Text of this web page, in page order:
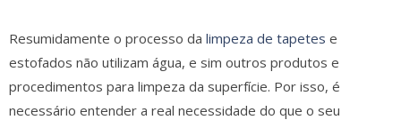
Resumidamente o processo da limpeza de tapetes e
estofados não utilizam água, e sim outros produtos e
procedimentos para limpeza da superfície. Por isso, é
necessário entender a real necessidade do que o seu